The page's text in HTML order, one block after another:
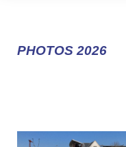
PHOTOS 2026